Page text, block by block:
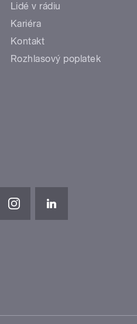
Lidé v rádiu
Kariéra
Kontakt
Rozhlasový poplatek